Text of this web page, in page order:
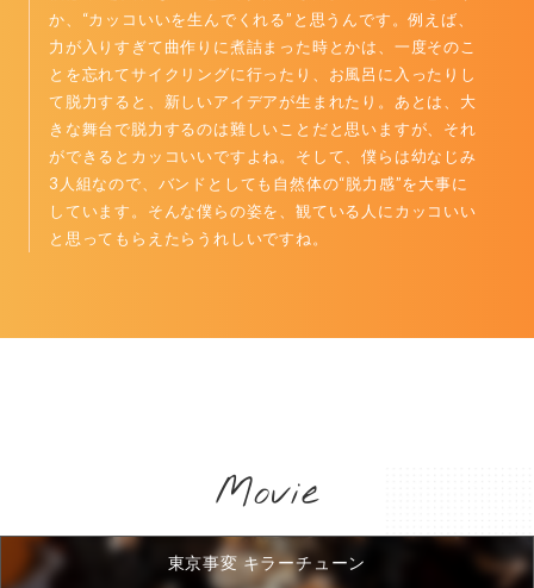
か、“カッコいいを生んでくれる”と思うんです。例えば、
力が入りすぎて曲作りに煮詰まった時とかは、一度そのこ
とを忘れてサイクリングに行ったり、お風呂に入ったりし
て脱力すると、新しいアイデアが生まれたり。あとは、大
きな舞台で脱力するのは難しいことだと思いますが、それ
ができるとカッコいいですよね。そして、僕らは幼なじみ
3人組なので、バンドとしても自然体の“脱力感”を大事に
しています。そんな僕らの姿を、観ている人にカッコいい
と思ってもらえたらうれしいですね。
Movie
東京事変 キラーチューン